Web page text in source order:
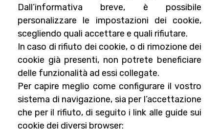
Dall’informativa breve, è possibile
personalizzare le impostazioni dei cookie,
scegliendo quali accettare e quali rifiutare.
In caso di rifiuto dei cookie, o di rimozione dei
cookie già presenti, non potrete beneficiare
delle funzionalità ad essi collegate.
Per capire meglio come configurare il vostro
sistema di navigazione, sia per l’accettazione
che per il rifiuto, di seguito i link alle guide sui
cookie dei diversi browser: